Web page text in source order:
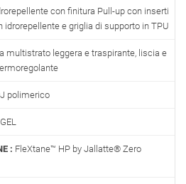
con finitura Pull-up con inserti
e griglia di supporto in TPU
multistrato leggera e traspirante, liscia e
polimerico
: FleXtane™ HP by Jallatte® Zero